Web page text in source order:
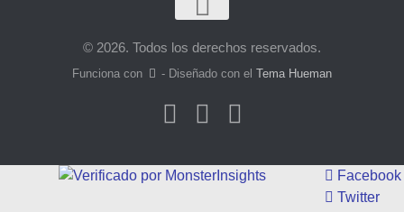
© 2026. Todos los derechos reservados.
Funciona con - Diseñado con elTema Hueman
Facebook
Twitter